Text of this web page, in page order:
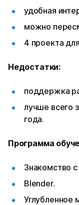
удобная
можно
4 проекта
Недостатки:
поддержка
лучше всего
года.
Программа
Знакомство
Blender.
Углубленное